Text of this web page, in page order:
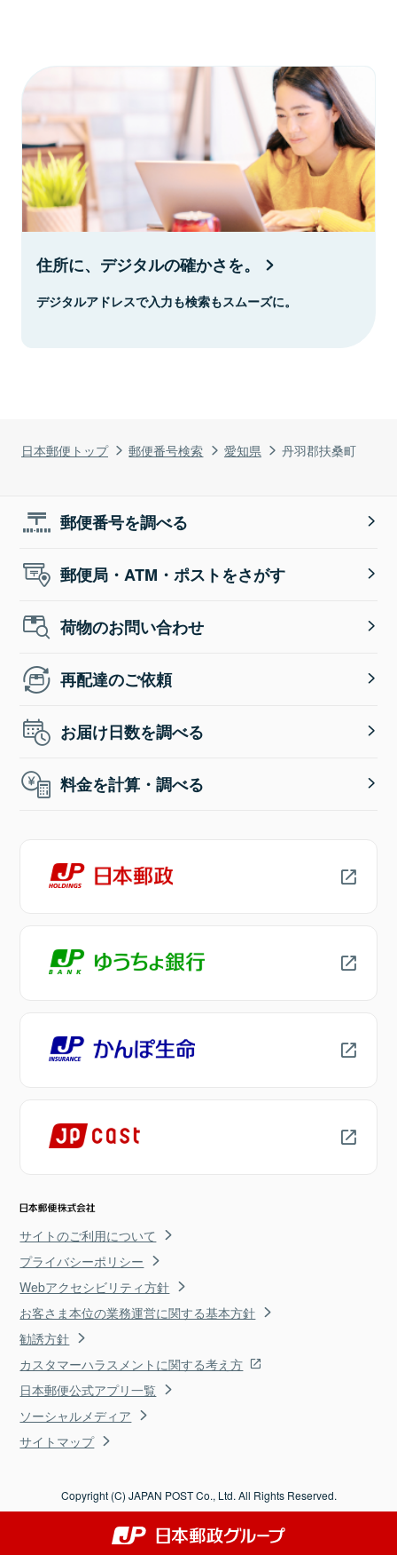
日本郵便トップ 郵便番号検索 愛知県 丹羽郡扶桑町
住所に、デジタルの確かさを。
デジタルアドレスで入力も検索もスムーズに。
郵便番号を調べる
郵便局・ATM・ポストをさがす
荷物のお問い合わせ
再配達のご依頼
お届け日数を調べる
料金を計算・調べる
サイトのご利用について
プライバシーポリシー
Webアクセシビリティ方針
お客さま本位の業務運営に関する基本方針
勧誘方針
カスタマーハラスメントに関する考え方
日本郵便公式アプリ一覧
ソーシャルメディア
サイトマップ
Copyright (C) JAPAN POST Co., Ltd. All Rights Reserved.